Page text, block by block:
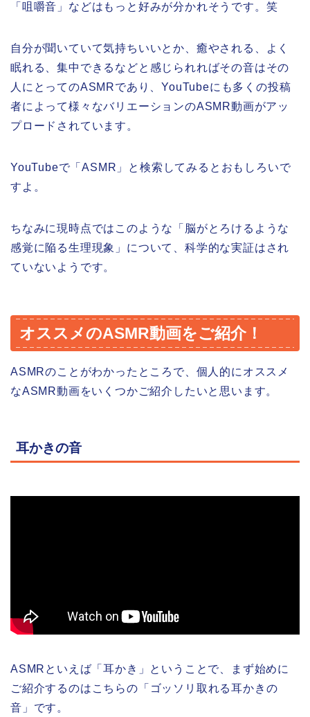
「咀嚼音」などはもっと好みが分かれそうです。笑
自分が聞いていて気持ちいいとか、癒やされる、よく
眠れる、集中できるなどと感じられればその音はその
人にとってのASMRであり、YouTubeにも多くの投稿
者によって様々なバリエーションのASMR動画がアッ
プロードされています。
YouTubeで「ASMR」と検索してみるとおもしろいで
すよ。
ちなみに現時点ではこのような「脳がとろけるような
感覚に陥る生理現象」について、科学的な実証はされ
ていないようです。
オススメのASMR動画をご紹介！
ASMRのことがわかったところで、個人的にオススメ
なASMR動画をいくつかご紹介したいと思います。
耳かきの音
ASMRといえば「耳かき」ということで、まず始めに
ご紹介するのはこちらの「ゴッソリ取れる耳かきの
音」です。